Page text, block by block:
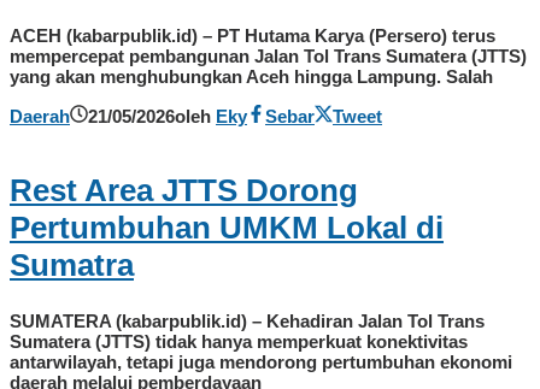
ACEH (kabarpublik.id) – PT Hutama Karya (Persero) terus
mempercepat pembangunan Jalan Tol Trans Sumatera (JTTS)
yang akan menghubungkan Aceh hingga Lampung. Salah
Daerah
21/05/2026oleh Eky Sebar Tweet
Rest Area JTTS Dorong
Pertumbuhan UMKM Lokal di
Sumatra
SUMATERA (kabarpublik.id) – Kehadiran Jalan Tol Trans
Sumatera (JTTS) tidak hanya memperkuat konektivitas
antarwilayah, tetapi juga mendorong pertumbuhan ekonomi
daerah melalui pemberdayaan